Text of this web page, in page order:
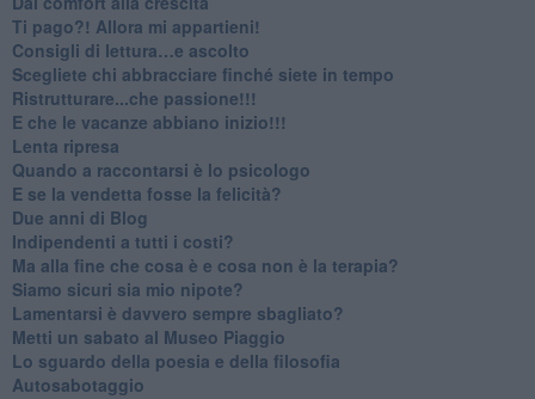
​Ti pago?! Allora mi appartieni!​
​Consigli di lettura…e ascolto
​Scegliete chi abbracciare finché siete in tempo
​Ristrutturare...che passione!!!
​E che le vacanze abbiano inizio!!!
​Lenta ripresa
​Quando a raccontarsi è lo psicologo
​E se la vendetta fosse la felicità?
​Due anni di Blog
​Indipendenti a tutti i costi?
​Ma alla fine che cosa è e cosa non è la terapia?
​Siamo sicuri sia mio nipote?
​Lamentarsi è davvero sempre sbagliato?
​Metti un sabato al Museo Piaggio
​Lo sguardo della poesia e della filosofia
Autosabotaggio